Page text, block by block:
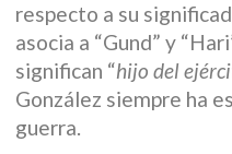
respecto a su
asocia a “Gund” y
significan “hijo del
González siempre ha
guerra.